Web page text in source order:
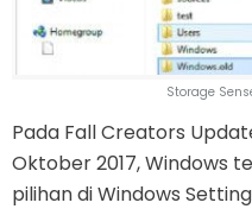
Storage
Pada Fall Creators
Oktober 2017, Windows
pilihan di Windows